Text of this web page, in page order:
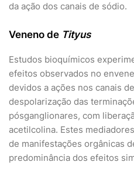
da ação dos canais de sódio.
Veneno de Tityus
Estudos bioquímicos
efeitos observados no
devidos a ações nos canais
despolarização das
pósganglionares, com
acetilcolina. Estes
de manifestações orgânicas
predominância dos efeitos